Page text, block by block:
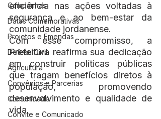
Campanhas
Datas Comemorativas
Projetos e Emendas
Defesa Civil
Agricultura
Convênios e Parcerias
Comunidade
Convite e Comunicado
eficiência nas ações voltadas à
segurança e ao bem-estar da
comunidade jordanense.
Com esse compromisso, a
Prefeitura reafirma sua dedicação
em construir políticas públicas
que tragam benefícios diretos à
população, promovendo
desenvolvimento e qualidade de
vida.